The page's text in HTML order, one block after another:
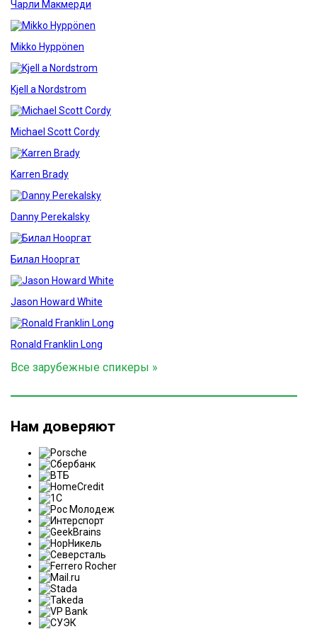
Чарли Макмерди
Mikko Hyppönen
Kjell a Nordstrom
Michael Scott Cordy
Karren Brady
Danny Perekalsky
Билал Нооргат
Jason Howard White
Ronald Franklin Long
Все зарубежные спикеры »
Нам доверяют